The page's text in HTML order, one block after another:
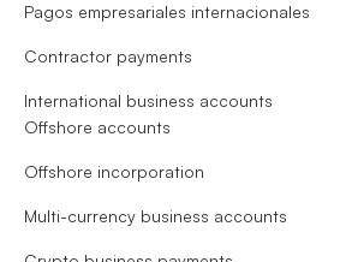
Pagos empresariales internacionales
Contractor payments
International business accounts
Offshore accounts
Offshore incorporation
Multi-currency business accounts